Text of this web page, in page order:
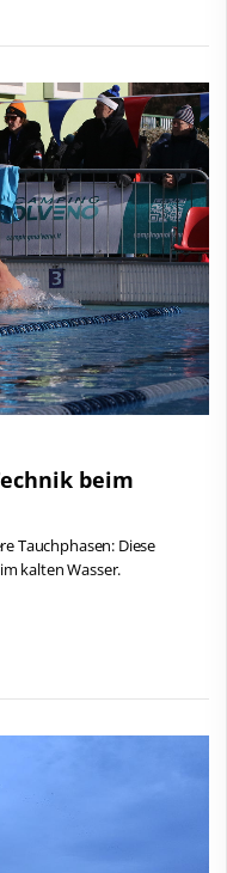
beim
Tauchphasen: Diese
kalten Wasser.